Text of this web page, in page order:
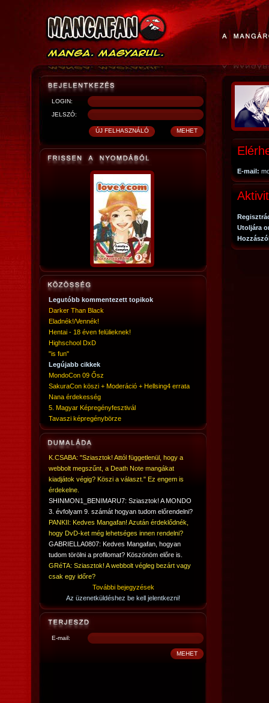
LOGIN:
JELSZÓ:
Legutóbb kommentezett topikok
Darker Than Black
Eladnék!/Vennék!
Hentai - 18 éven felülieknek!
Highschool DxD
"is fun"
Legújabb cikkek
MondoCon 09 Ősz
SakuraCon köszi + Moderáció + Hellsing4 errata
Nana érdekesség
5. Magyar Képregényfesztivál
Tavaszi képregénybörze
K.CSABA: "Sziasztok! Attól függetlenül, hogy a
webbolt megszűnt, a Death Note mangákat
kiadjátok végig? Köszi a választ." Ez engem is
érdekelne.
SHINMON1_BENIMARU7: Sziasztok! A MONDO
3. évfolyam 9. számát hogyan tudom előrendelni?
PANKII: Kedves Mangafan! Azután érdeklődnék,
hogy DvD-ket még lehetséges innen rendelni?
GABRIELLA0807: Kedves Mangafan, hogyan
tudom törölni a profilomat? Köszönöm előre is.
GRéTA: Sziasztok! A webbolt végleg bezárt vagy
csak egy időre?
További bejegyzések
Az üzenetküldéshez be kell jelentkezni!
E-mail:
E-mail:
Utoljára